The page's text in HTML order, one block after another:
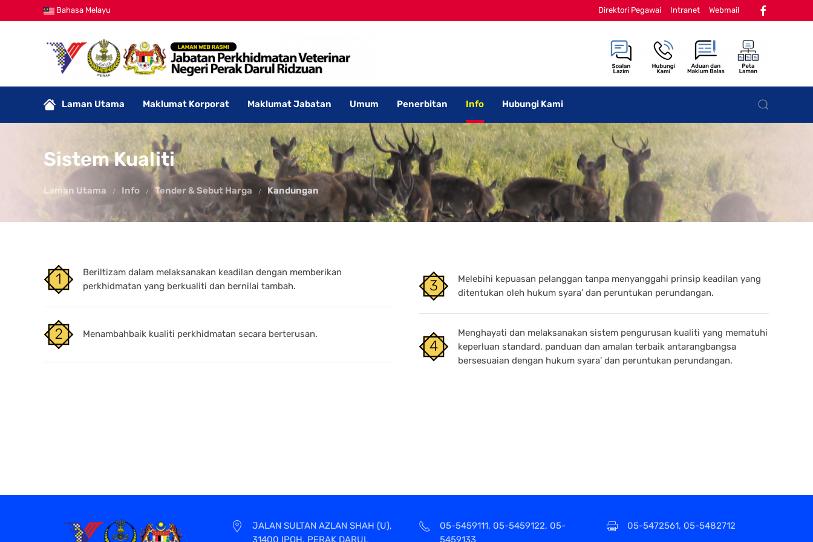
Bahasa Melayu Direktori Pegawai Intranet Webmail
Laman Utama Maklumat Korporat Maklumat Jabatan Umum Penerbitan Info Hubungi Kami
Sistem Kualiti
Laman Utama Info Tender & Sebut Harga Kandungan
Beriltizam dalam melaksanakan keadilan dengan memberikan
perkhidmatan yang berkualiti dan bernilai tambah.
Menambahbaik kualiti perkhidmatan secara berterusan.
Melebihi kepuasan pelanggan tanpa menyanggahi prinsip keadilan yang
ditentukan oleh hukum syara’ dan peruntukan perundangan.
Menghayati dan melaksanakan sistem pengurusan kualiti yang mematuhi
keperluan standard, panduan dan amalan terbaik antarangbangsa
bersesuaian dengan hukum syara’ dan peruntukan perundangan.
JALAN SULTAN AZLAN SHAH (U),
31400 IPOH, PERAK DARUL
05-5459111, 05-5459122, 05-
5459133
05-5472561, 05-5482712